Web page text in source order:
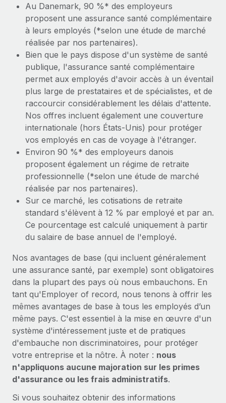
Au Danemark, 90 %* des employeurs
proposent une assurance santé complémentaire
à leurs employés (*selon une étude de marché
réalisée par nos partenaires).
Bien que le pays dispose d'un système de santé
publique, l'assurance santé complémentaire
permet aux employés d'avoir accès à un éventail
plus large de prestataires et de spécialistes, et de
raccourcir considérablement les délais d'attente.
Nos offres incluent également une couverture
internationale (hors États-Unis) pour protéger
vos employés en cas de voyage à l'étranger.
Environ 90 %* des employeurs danois
proposent également un régime de retraite
professionnelle (*selon une étude de marché
réalisée par nos partenaires).
Sur ce marché, les cotisations de retraite
standard s'élèvent à 12 % par employé et par an.
Ce pourcentage est calculé uniquement à partir
du salaire de base annuel de l'employé.
Nos avantages de base (qui incluent généralement
une assurance santé, par exemple) sont obligatoires
dans la plupart des pays où nous embauchons. En
tant qu'Employer of record, nous tenons à offrir les
mêmes avantages de base à tous les employés d’un
même pays. C'est essentiel à la mise en œuvre d'un
système d'intéressement juste et de pratiques
d'embauche non discriminatoires, pour protéger
votre entreprise et la nôtre. À noter : nous
n'appliquons aucune majoration sur les primes
d'assurance ou les frais administratifs.
Si vous souhaitez obtenir des informations